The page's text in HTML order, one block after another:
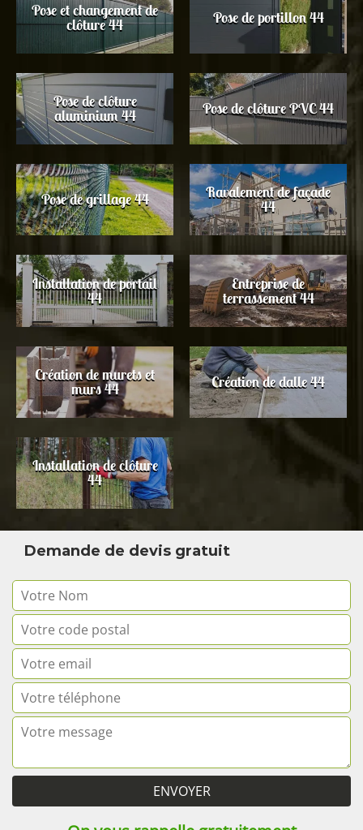
Pose et changement de
clôture 44 Pose de portillon 44
Pose de clôture
aluminium 44 Pose de clôture PVC 44
Pose de grillage 44 Ravalement de façade
44
Installation de portail
44
Entreprise de
terrassement 44
Création de murets et
murs 44 Création de dalle 44
Installation de clôture
44
Demande de devis gratuit